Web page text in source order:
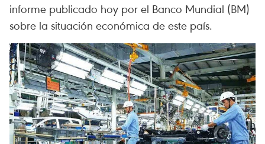
informe publicado hoy por el Banco Mundial (BM)
sobre la situación económica de este país.